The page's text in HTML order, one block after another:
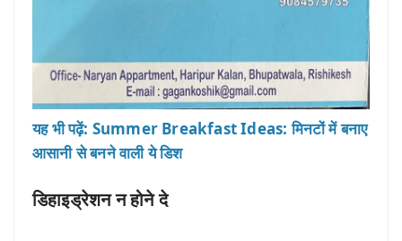
यह भी पढ़ें: Summer Breakfast Ideas: मिनटों में बनाए
आसानी से बनने वाली ये डिश
डिहाइड्रेशन न होने दे